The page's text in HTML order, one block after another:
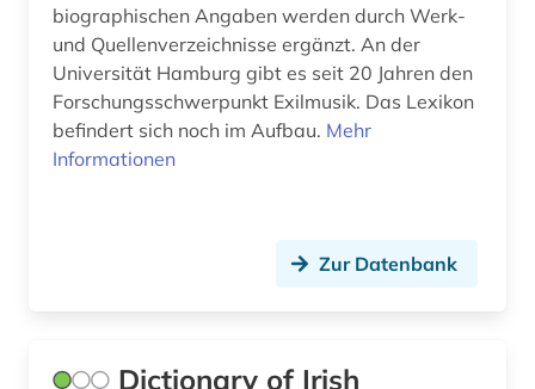
musikgeschichte (1)
mythologie (1)
münchen (1)
biographischen Angaben werden durch Werk-
und Quellenverzeichnisse ergänzt. An der
Universität Hamburg gibt es seit 20 Jahren den
Forschungsschwerpunkt Exil­mu­sik. Das Lexikon
befindert sich noch im Aufbau. Mehr
Informationen
Zur Datenbank
Dictionary of Irish